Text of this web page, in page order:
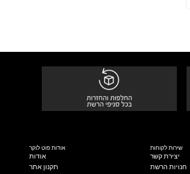
אודות פוט לוקר
אודות
תקנון אתר
שירות לקוחות
יצירת קשר
חנויות הרשת